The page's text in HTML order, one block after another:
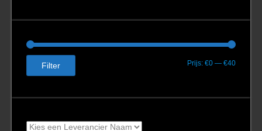
Min.
Max.
Filter Prijs: €0 — €40